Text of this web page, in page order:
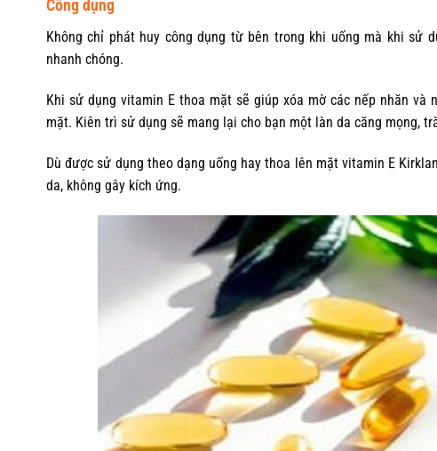
Công dụng
Không chỉ phát huy công dụng từ bên trong khi uống mà khi sử
nhanh chóng.
Khi sử dụng vitamin E thoa mặt sẽ giúp xóa mờ các nếp nhăn
mặt. Kiên trì sử dụng sẽ mang lại cho bạn một làn da căng mọng,
Dù được sử dụng theo dạng uống hay thoa lên mặt vitamin E
da, không gây kích ứng.